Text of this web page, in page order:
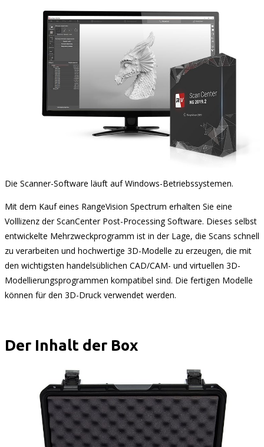
Die Scanner-Software läuft auf Windows-Betriebssystemen.
Mit dem Kauf eines RangeVision Spectrum erhalten Sie eine
Volllizenz der ScanCenter Post-Processing Software. Dieses selbst
entwickelte Mehrzweckprogramm ist in der Lage, die Scans schnell
zu verarbeiten und hochwertige 3D-Modelle zu erzeugen, die mit
den wichtigsten handelsüblichen CAD/CAM- und virtuellen 3D-
Modellierungsprogrammen kompatibel sind. Die fertigen Modelle
können für den 3D-Druck verwendet werden.
Der Inhalt der Box